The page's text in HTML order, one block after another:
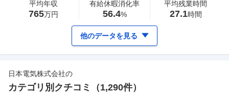
平均年収
765万円
有給休暇消化率
56.4%
平均残業時間
27.1時間
他のデータを見る
日本電気株式会社の
カテゴリ別クチコミ（1,290件）